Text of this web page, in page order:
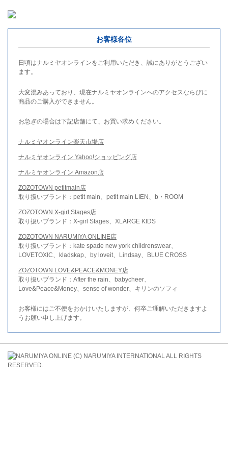
お客様各位
日頃はナルミヤオンラインをご利用いただき、誠にありがとうござい
ます。
大変混みあっており、現在ナルミヤオンラインへのアクセスならびに
商品のご購入ができません。
お急ぎの場合は下記店舗にて、お買い求めください。
ナルミヤオンライン楽天市場店
ナルミヤオンライン Yahoo!ショッピング店
ナルミヤオンライン Amazon店
ZOZOTOWN petitmain店
取り扱いブランド：petit main、petit main LIEN、b・ROOM
ZOZOTOWN X-girl Stages店
取り扱いブランド：X-girl Stages、XLARGE KIDS
ZOZOTOWN NARUMIYA ONLINE店
取り扱いブランド：kate spade new york childrenswear、
LOVETOXIC、kladskap、by loveit、Lindsay、BLUE CROSS
ZOZOTOWN LOVE&PEACE&MONEY店
取り扱いブランド：After the rain、babycheer、
Love&Peace&Money、sense of wonder、キリンのソフィ
お客様にはご不便をおかけいたしますが、何卒ご理解いただきますよ
うお願い申し上げます。